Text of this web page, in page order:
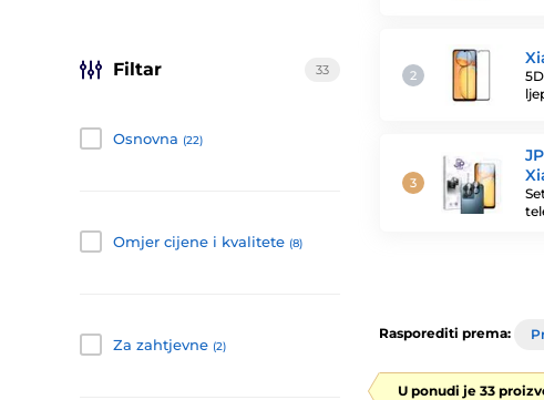
Filtar 33
Osnovna (22)
Omjer cijene i kvalitete (8)
Za zahtjevne (2)
Rasporediti prema:
U ponudi je 33